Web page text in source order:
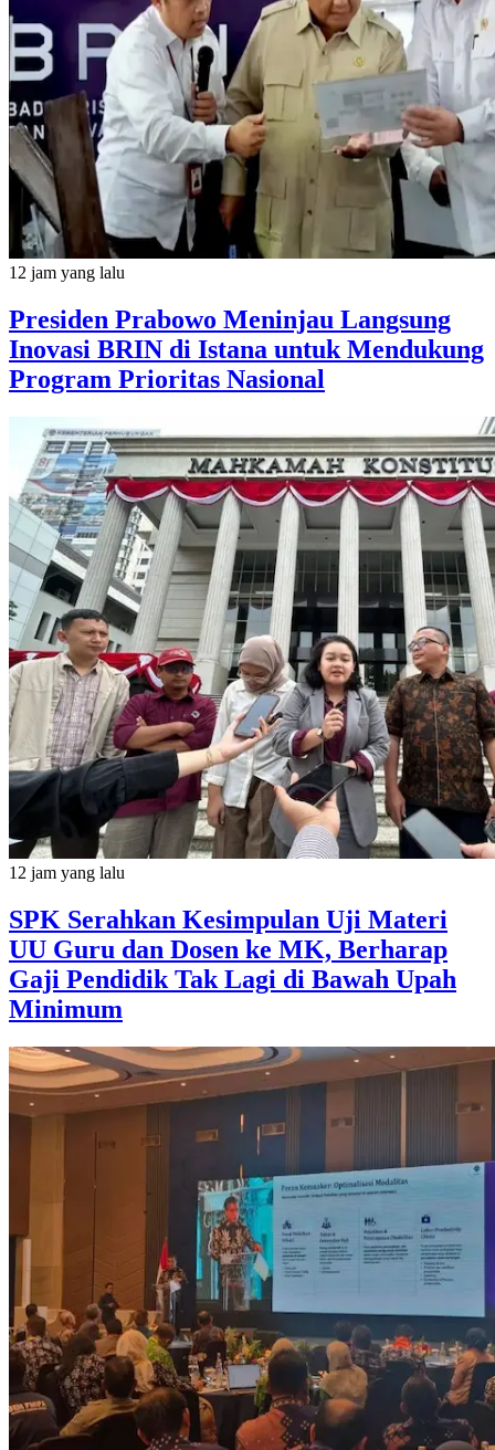
12 jam yang lalu
Presiden Prabowo Meninjau Langsung
Inovasi BRIN di Istana untuk Mendukung
Program Prioritas Nasional
12 jam yang lalu
SPK Serahkan Kesimpulan Uji Materi
UU Guru dan Dosen ke MK, Berharap
Gaji Pendidik Tak Lagi di Bawah Upah
Minimum